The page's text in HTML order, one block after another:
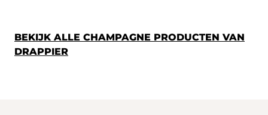
BEKIJK ALLE CHAMPAGNE PRODUCTEN VAN
DRAPPIER